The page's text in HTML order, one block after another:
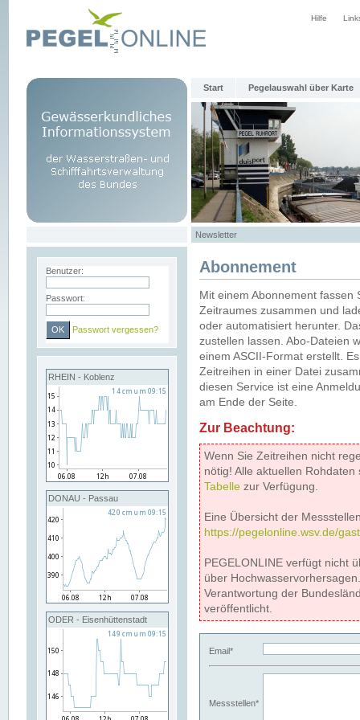
Hilfe
Start Pegelauswahl über Karte
Newsletter
Benutzer:
Passwort:
Passwort vergessen?
RHEIN - Koblenz
DONAU - Passau
ODER - Eisenhüttenstadt
Abonnement
Mit einem Abonnement
Zeitraumes zusammen und
oder automatisiert herunter.
zustellen lassen. Abo-Dateien
einem ASCII-Format erstellt.
Zeitreihen in einer Datei
diesen Service ist eine
am Ende der Seite.
Zur Beachtung:
Wenn Sie Zeitreihen nicht
nötig! Alle aktuellen
Tabelle zur Verfügung.
Eine Übersicht der
https://pegelonline.wsv.de/
PEGELONLINE verfügt nicht
über
Verantwortung der
veröffentlicht.
Email*
Messstellen*